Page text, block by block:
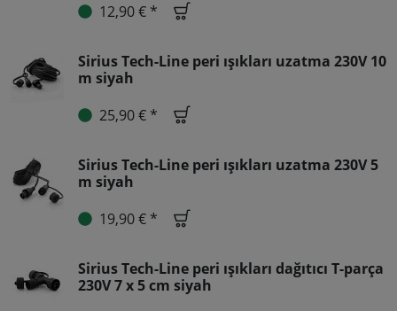
12,90 € *
Sirius Tech-Line peri ışıkları uzatma 230V 10
m siyah
25,90 € *
Sirius Tech-Line peri ışıkları uzatma 230V 5
m siyah
19,90 € *
Sirius Tech-Line peri ışıkları dağıtıcı T-parça
230V 7 x 5 cm siyah